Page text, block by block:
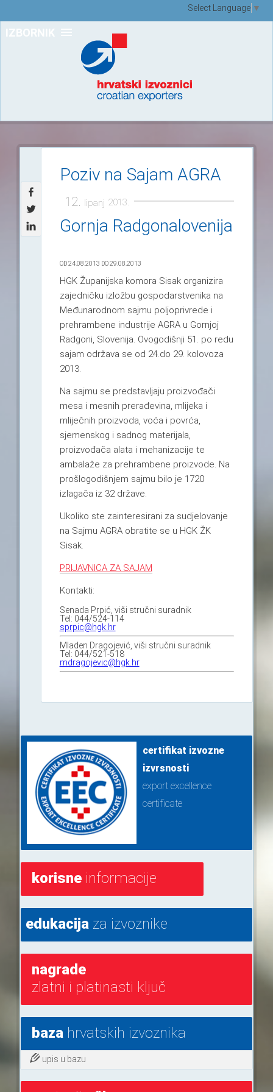
IZBORNIK
Select Language ▼
Poziv na Sajam AGRA
12. lipanj 2013.
Gornja Radgonalovenija
OD 24.08.2013 DO 29.08.2013
HGK Županijska komora Sisak organizira
zajedničku izložbu gospodarstvenika na
Međunarodnom sajmu poljoprivrede i
prehrambene industrije AGRA u Gornjoj
Radgoni, Slovenija. Ovogodišnji 51. po redu
sajam održava se od 24.do 29. kolovoza
2013.
Na sajmu se predstavljaju proizvođači
mesa i mesnih prerađevina, mlijeka i
mliječnih proizvoda, voća i povrća,
sjemenskog i sadnog materijala,
proizvođača alata i mehanizacije te
ambalaže za prehrambene proizvode. Na
prošlogodišnjem sajmu bilo je 1720
izlagača iz 32 države.
Ukoliko ste zainteresirani za sudjelovanje
na Sajmu AGRA obratite se u HGK ŽK
Sisak.
PRIJAVNICA ZA SAJAM
Kontakti:
Senada Prpić, viši stručni suradnik
Tel: 044/524-114
sprpic@hgk.hr
Mladen Dragojević, viši stručni suradnik
Tel: 044/521-518
mdragojevic@hgk.hr
certifikat izvozne
izvrsnosti
export excellence
certificate
korisneinformacije
edukacijaza izvoznike
nagrade
zlatni i platinasti ključ
bazahrvatskih izvoznika
upis u bazu